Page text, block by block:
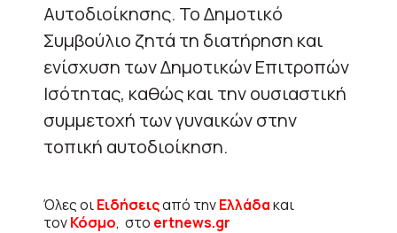
Αυτοδιοίκησης. Το Δημοτικό
Συμβούλιο ζητά τη διατήρηση και
ενίσχυση των Δημοτικών Επιτροπών
Ισότητας, καθώς και την ουσιαστική
συμμετοχή των γυναικών στην
τοπική αυτοδιοίκηση.
Όλες οιΕιδήσειςαπό τηνΕλλάδακαι
τονΚόσμο, στο ertnews.gr